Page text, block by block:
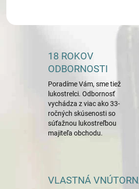
18 ROKOV
ODBORNOSTI
Poradíme Vám, sme tiež
lukostrelci. Odbornosť
vychádza z viac ako 33-
ročných skúsenosti so
súťažnou lukostreľbou
majiteľa obchodu.
VLASTNÁ